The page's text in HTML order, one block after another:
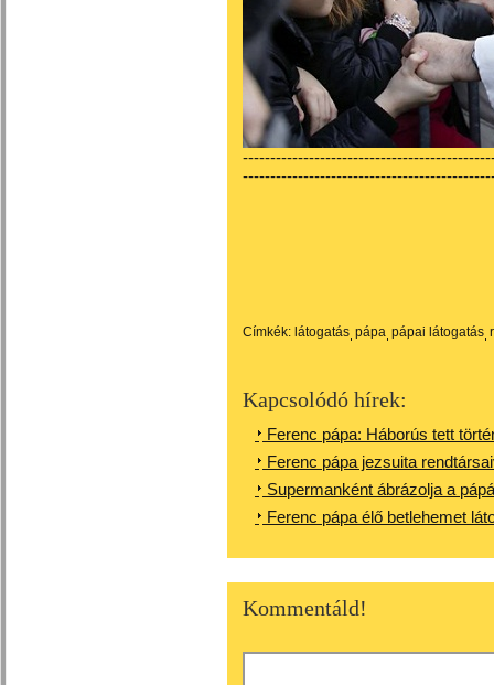
Címkék: látogatás pápa pápai látogatás
Kapcsolódó hírek:
Ferenc pápa: Háborús tett
Ferenc pápa jezsuita
Supermanként ábrázolja a
Ferenc pápa élő betlehemet
Kommentáld!